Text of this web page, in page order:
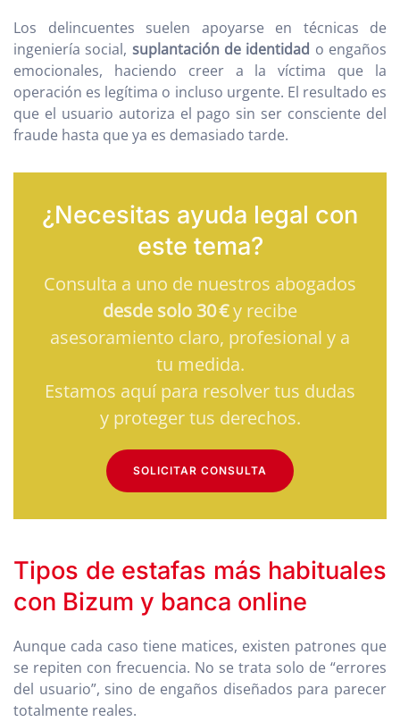
Los delincuentes suelen apoyarse en técnicas de
ingeniería social, suplantación de identidad o engaños
emocionales, haciendo creer a la víctima que la
operación es legítima o incluso urgente. El resultado es
que el usuario autoriza el pago sin ser consciente del
fraude hasta que ya es demasiado tarde.
¿Necesitas ayuda legal con
este tema?
Consulta a uno de nuestros abogados
desde solo 30 €y recibe
asesoramiento claro, profesional y a
tu medida.
Estamos aquí para resolver tus dudas
y proteger tus derechos.
SOLICITAR CONSULTA
Tipos de estafas más habituales
con Bizum y banca online
Aunque cada caso tiene matices, existen patrones que
se repiten con frecuencia. No se trata solo de “errores
del usuario”, sino de engaños diseñados para parecer
totalmente reales.